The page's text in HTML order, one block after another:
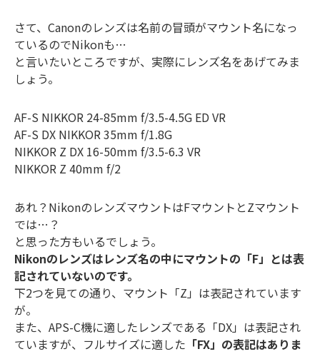
さて、Canonのレンズは名前の冒頭がマウント名になっ
ているのでNikonも…
と言いたいところですが、実際にレンズ名をあげてみま
しょう。
AF-S NIKKOR 24-85mm f/3.5-4.5G ED VR
AF-S DX NIKKOR 35mm f/1.8G
NIKKOR Z DX 16-50mm f/3.5-6.3 VR
NIKKOR Z 40mm f/2
あれ？NikonのレンズマウントはFマウントとZマウント
では…？
と思った方もいるでしょう。
Nikonのレンズはレンズ名の中にマウントの「F」とは表
記されていないのです。
下2つを見ての通り、マウント「Z」は表記されています
が。
また、APS-C機に適したレンズである「DX」は表記され
ていますが、フルサイズに適した 「FX」の表記はありま